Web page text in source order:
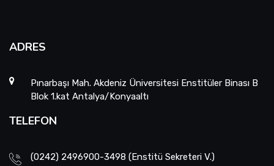
ADRES
Pınarbaşı Mah. Akdeniz Üniversitesi Enstitüler Binası B
Blok 1.kat Antalya/Konyaaltı
TELEFON
(0242) 2496900-3498 (Enstitü Sekreteri V.)